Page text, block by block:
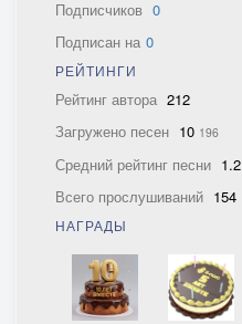
Подписчиков 0
Подписан на 0
РЕЙТИНГИ
Рейтинг автора 212
Загружено песен 10 196
Средний рейтинг песни 1.2
Всего прослушиваний 154
НАГРАДЫ